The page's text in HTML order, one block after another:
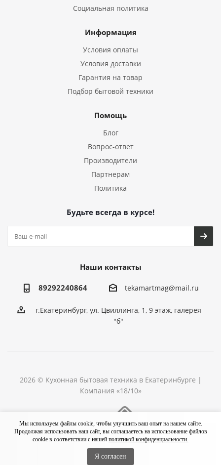
Социальная политика
Информация
Условия оплаты
Условия доставки
Гарантия на товар
Подбор бытовой техники
Помощь
Блог
Вопрос-ответ
Производители
Партнерам
Политика
Будьте всегда в курсе!
Наши контакты
89292240864 tekamartmag@mail.ru
г.Екатеринбург, ул. Цвиллинга, 1, 9 этаж, галерея
"б"
2026 © Кухонная бытовая техника в Екатеринбурге |
Компания «18/10»
Мы используем файлы cookie, чтобы улучшить ваш опыт на нашем сайте.
Продолжая использовать наш сайт, вы соглашаетесь на использование файлов
cookie в соответствии с нашей политикой конфиденциальности.
Я согласен